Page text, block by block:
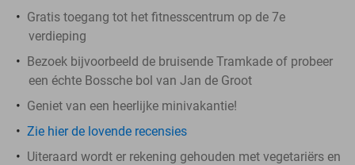
Gratis toegang tot het fitnesscentrum op de 7e
verdieping
Bezoek bijvoorbeeld de bruisende Tramkade of probeer
een échte Bossche bol van Jan de Groot
Geniet van een heerlijke minivakantie!
Zie hier de lovende recensies
Uiteraard wordt er rekening gehouden met vegetariërs en